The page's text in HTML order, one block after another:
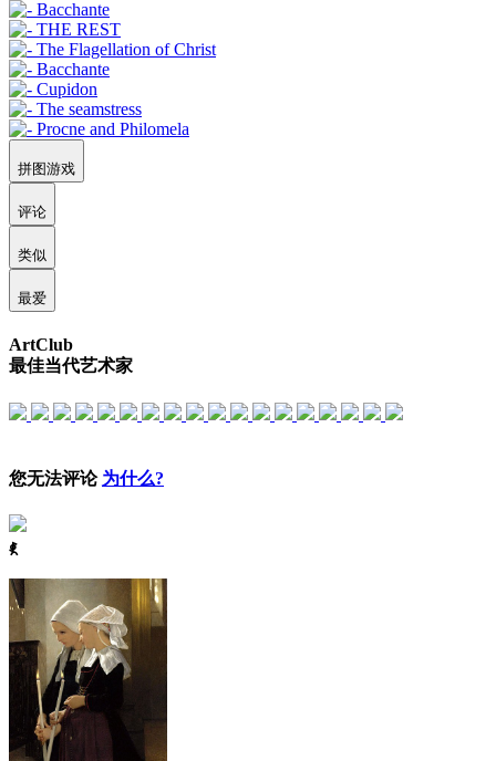
拼图游戏
评论
类似
最爱
ArtClub
最佳当代艺术家
您无法评论 为什么?
ꈅ